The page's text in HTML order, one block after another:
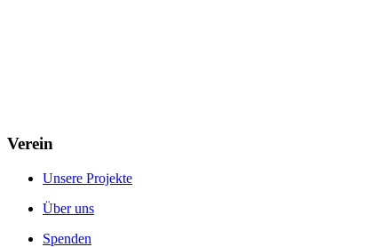
Verein
Unsere Projekte
Über uns
Spenden